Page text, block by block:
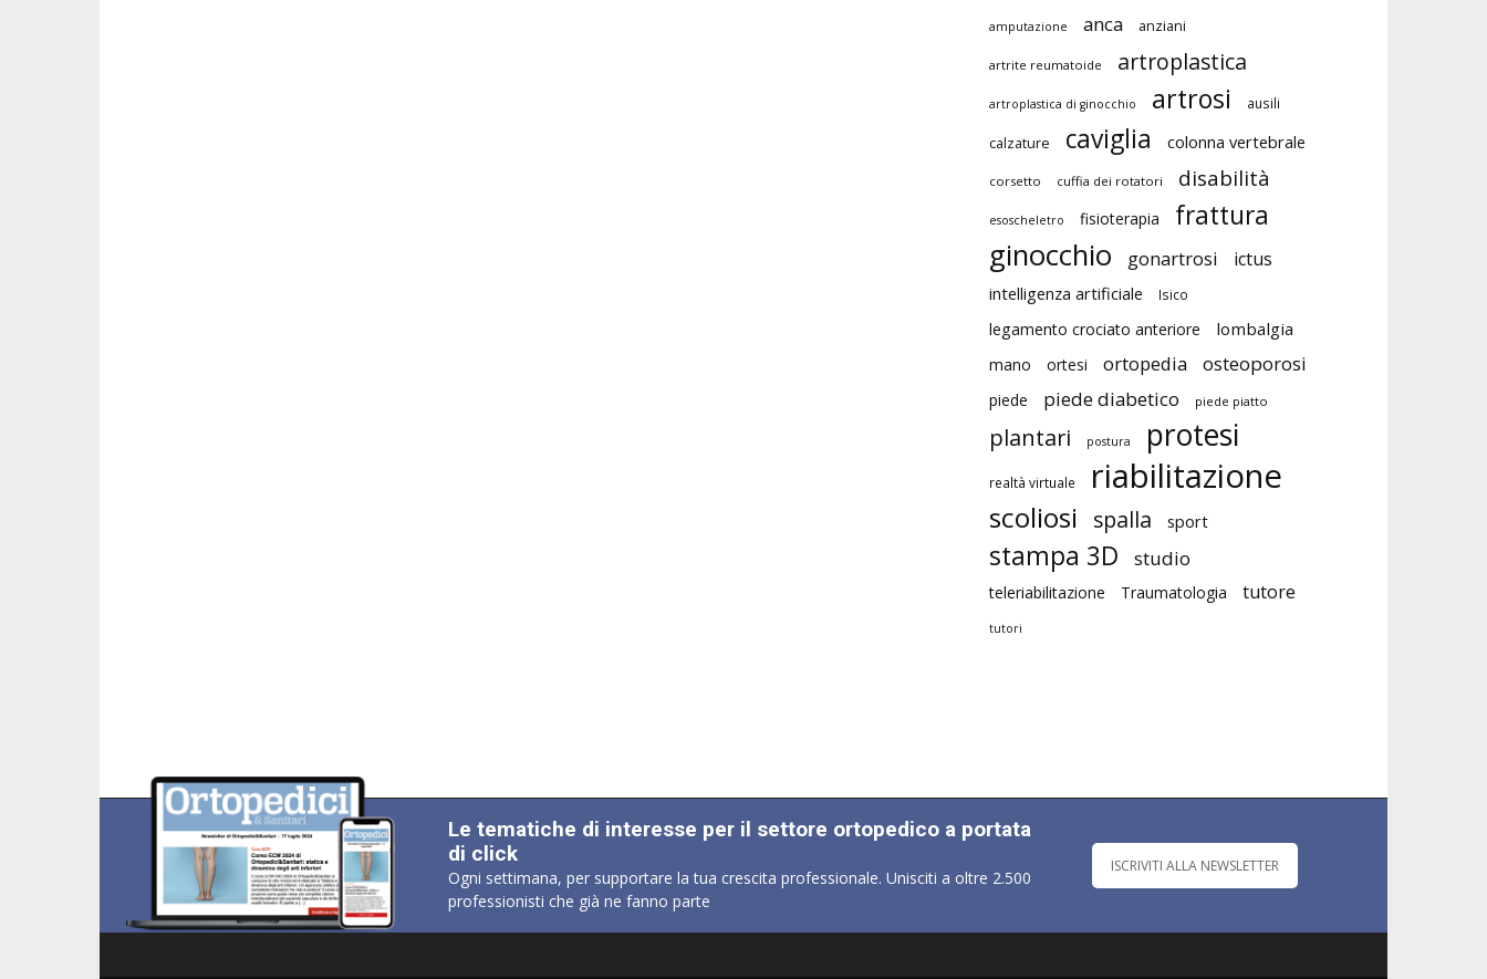
amputazione anca anziani
artrite reumatoide artroplastica
artroplastica di ginocchio artrosi ausili
calzature caviglia colonna vertebrale
corsetto cuffia dei rotatori disabilità
esoscheletro fisioterapia frattura
ginocchio gonartrosi ictus
intelligenza artificiale Isico
legamento crociato anteriore lombalgia
mano ortesi ortopedia osteoporosi
piede piede diabetico piede piatto
plantari postura protesi
realtà virtuale riabilitazione
scoliosi spalla sport
stampa 3D studio
teleriabilitazione Traumatologia tutore
tutori
Le tematiche di interesse per il settore ortopedico a portata
di click
Ogni settimana, per supportare la tua crescita professionale. Unisciti a oltre 2.500
professionisti che già ne fanno parte
ISCRIVITI ALLA NEWSLETTER